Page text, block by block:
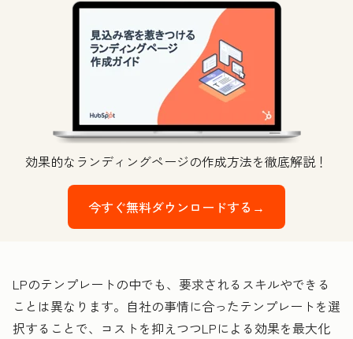
効果的なランディングページの作成方法を徹底解説！
今すぐ無料ダウンロードする→
LPのテンプレートの中でも、要求されるスキルやできる
ことは異なります。自社の事情に合ったテンプレートを選
択することで、コストを抑えつつLPによる効果を最大化